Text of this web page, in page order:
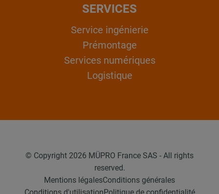
SERVICES
Service ingénierie
Prémontage
Services numériques
Logistique
© Copyright 2026 MÜPRO France SAS - All rights
reserved.
Mentions légalesConditions générales